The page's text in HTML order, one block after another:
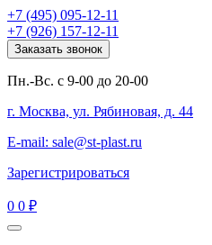
+7 (495) 095-12-11
+7 (926) 157-12-11
Заказать звонок
Пн.-Вс. с 9-00 до 20-00
г. Москва, ул. Рябиновая, д. 44
E-mail: sale@st-plast.ru
Зарегистрироваться
0 0 ₽